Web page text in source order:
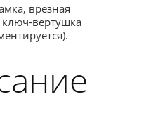
врезная
вертушка